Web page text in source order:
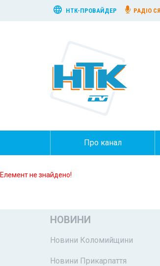
НТК-ПРОВАЙДЕР РАДІО
Про канал
Елемент не знайдено!
НОВИНИ
Новини Коломийщини
Новини Прикарпаття